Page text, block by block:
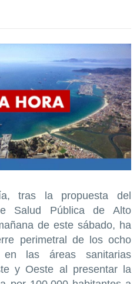
tras la propuesta del
Salud Pública de Alto
de este sábado, ha
perimetral de los ocho
en las áreas sanitarias
y Oeste al presentar la